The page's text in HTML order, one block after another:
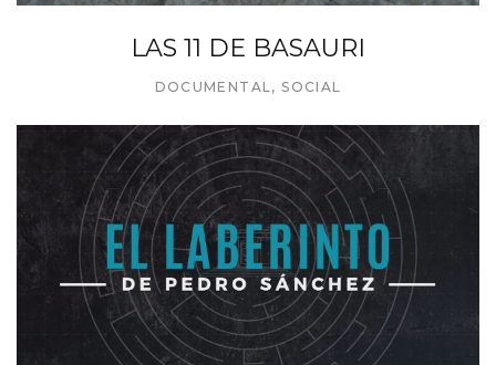
LAS 11 DE BASAURI
DOCUMENTAL ,SOCIAL